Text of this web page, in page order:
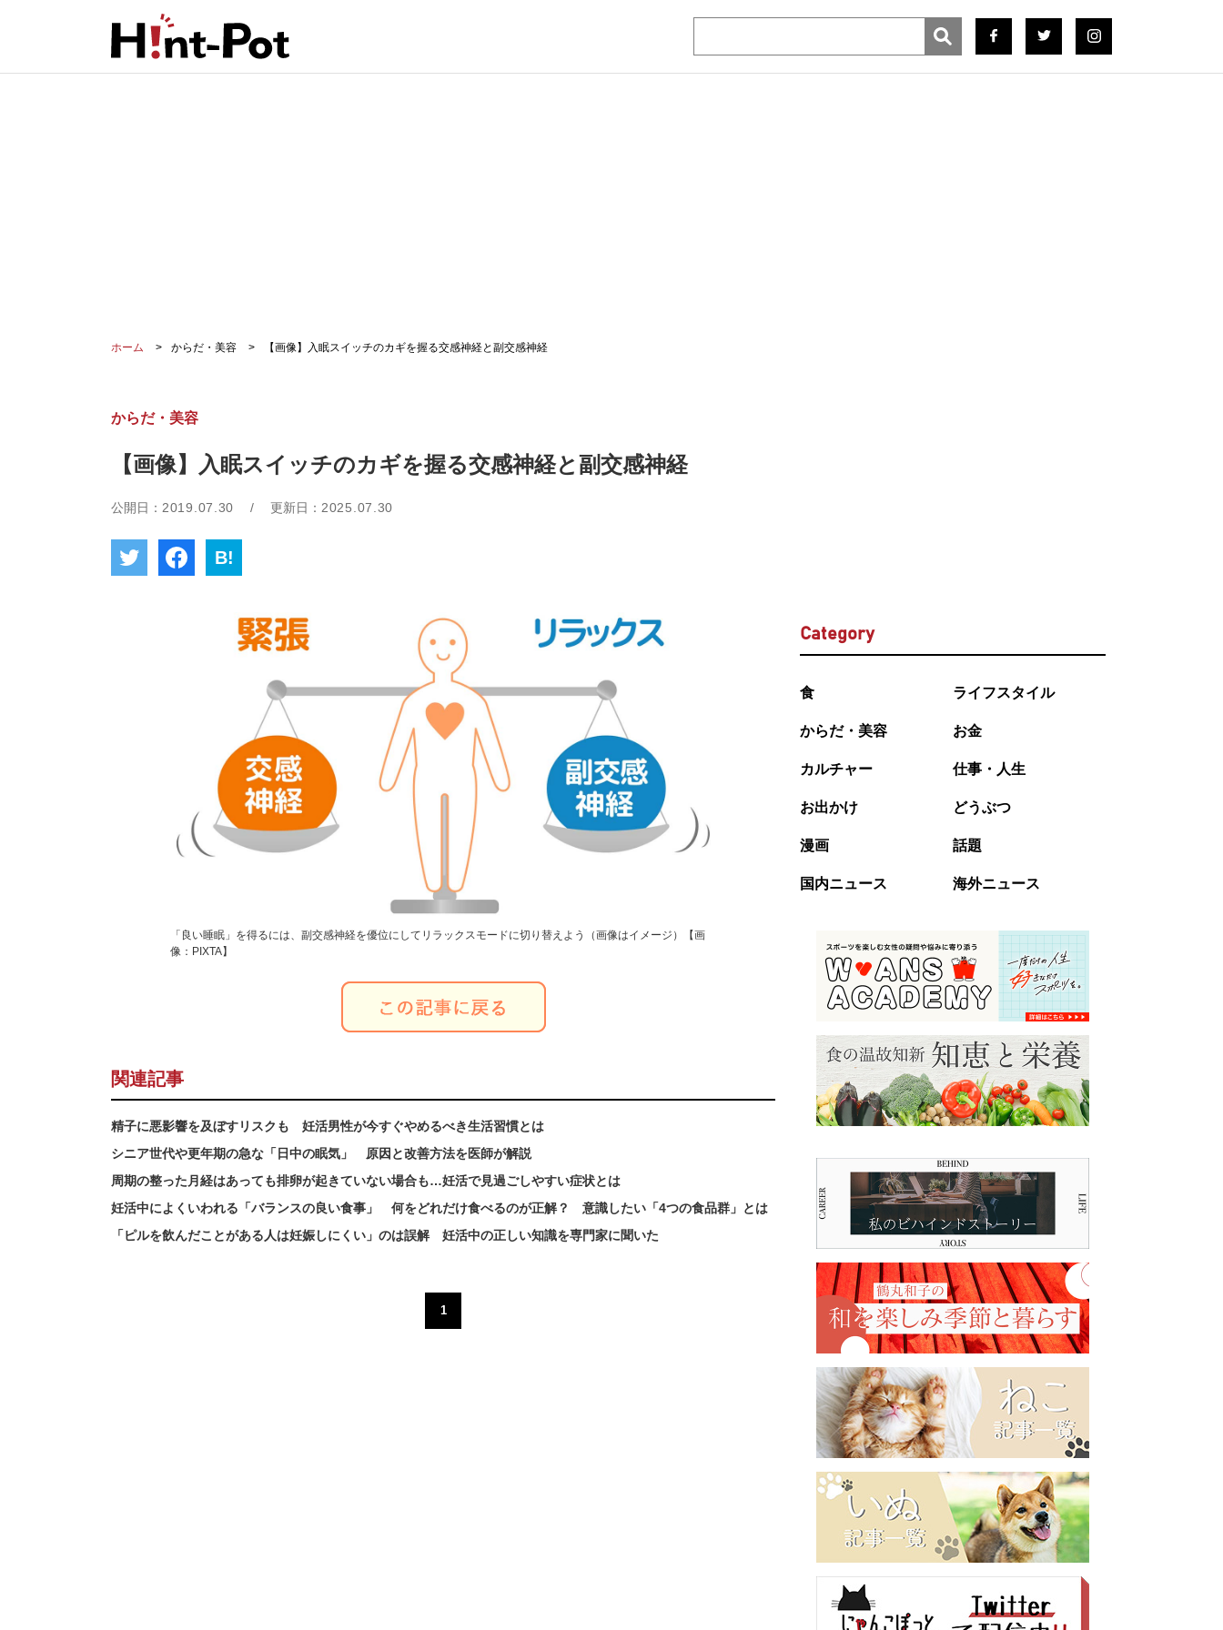
ホーム からだ・美容 【画像】入眠スイッチのカギを握る交感神経と副交感神経
からだ・美容
【画像】入眠スイッチのカギを握る交感神経と副交感神経
公開日： 2019.07.30 / 更新日： 2025.07.30
B!
「良い睡眠」を得るには、副交感神経を優位にしてリラックスモードに切り替えよう（画像はイメージ）【画
像：PIXTA】
関連記事
精子に悪影響を及ぼすリスクも 妊活男性が今すぐやめるべき生活習慣とは
シニア世代や更年期の急な「日中の眠気」 原因と改善方法を医師が解説
周期の整った月経はあっても排卵が起きていない場合も…妊活で見過ごしやすい症状とは
妊活中によくいわれる「バランスの良い食事」 何をどれだけ食べるのが正解？ 意識したい「4つの食品群」とは
「ピルを飲んだことがある人は妊娠しにくい」のは誤解 妊活中の正しい知識を専門家に聞いた
1
Category
食 ライフスタイル
からだ・美容 お金
カルチャー 仕事・人生
お出かけ どうぶつ
漫画 話題
国内ニュース 海外ニュース